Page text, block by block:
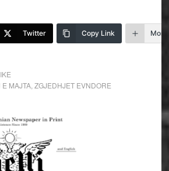
Twitter Copy Link More
E MAJTA, ZGJEDHJET EVNDORE